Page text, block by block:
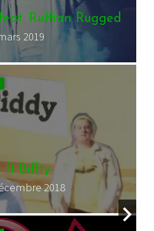
ft Panda Dub
2018
My Life ft Lasai
2017